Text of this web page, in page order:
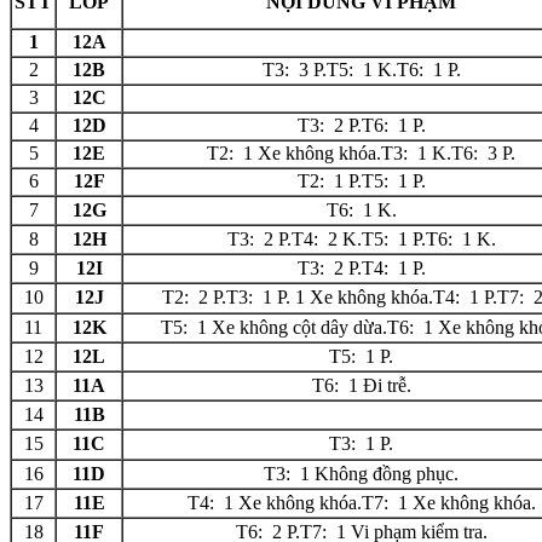
1
12A
2
12B
T3: 3 P.T5: 1 K.T6: 1 P.
3
12C
4
12D
T3: 2 P.T6: 1 P.
5
12E
T2: 1 Xe không khóa.T3: 1 K.T6: 3 P.
6
12F
T2: 1 P.T5: 1 P.
7
12G
T6: 1 K.
8
12H
T3: 2 P.T4: 2 K.T5: 1 P.T6: 1 K.
9
12I
T3: 2 P.T4: 1 P.
10
12J
T2: 2 P.T3: 1 P. 1 Xe không khóa.T4: 1 P.T7: 2
11
12K
T5: 1 Xe không cột dây dừa.T6: 1 Xe không
12
12L
T5: 1 P.
13
11A
T6: 1 Đi trễ.
14
11B
15
11C
T3: 1 P.
16
11D
T3: 1 Không đồng phục.
17
11E
T4: 1 Xe không khóa.T7: 1 Xe không khóa.
18
11F T6: 2 P.T7: 1 Vi phạm kiểm tra.